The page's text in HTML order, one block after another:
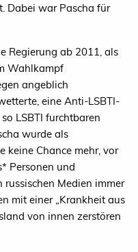
Dabei war Pascha für
Regierung ab 2011, als
Wahlkampf
angeblich
eine Anti-LSBTI-
LSBTI furchtbaren
wurde als
keine Chance mehr, vor
Personen und
Medien immer
mit einer „Krankheit aus
von innen zerstören